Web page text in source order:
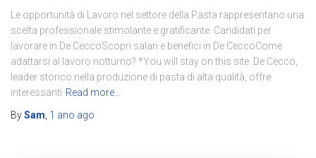
Le opportunità di Lavoro nel settore della Pasta rappresentano una
scelta professionale stimolante e gratificante. Candidati per
lavorare in De CeccoScopri salari e benefici in De CeccoCome
adattarsi al lavoro notturno? *You will stay on this site. De Cecco,
leader storico nella produzione di pasta di alta qualità, offre
interessanti Read more…
BySam 1 ano ago